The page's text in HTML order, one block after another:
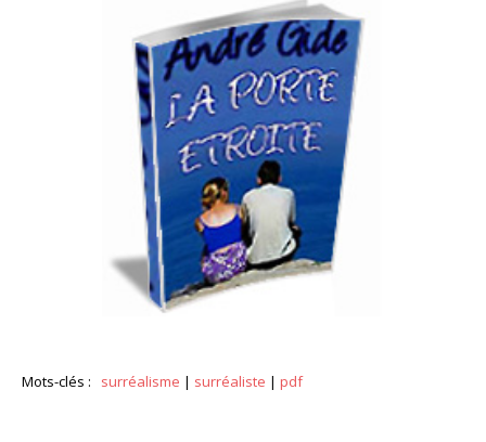
Mots-clés : surréalisme | surréaliste | pdf